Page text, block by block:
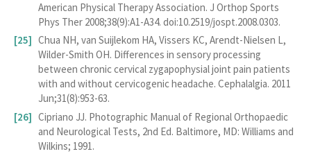
American Physical Therapy Association. J Orthop Sports
Phys Ther 2008;38(9):A1-A34. doi:10.2519/jospt.2008.0303.
Chua NH, van Suijlekom HA, Vissers KC, Arendt-Nielsen L,
Wilder-Smith OH. Differences in sensory processing
between chronic cervical zygapophysial joint pain patients
with and without cervicogenic headache. Cephalalgia. 2011
Jun;31(8):953-63.
Cipriano JJ. Photographic Manual of Regional Orthopaedic
and Neurological Tests, 2nd Ed. Baltimore, MD: Williams and
Wilkins; 1991.